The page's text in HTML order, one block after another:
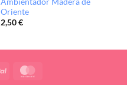
Oriente
2,50€
PayPal